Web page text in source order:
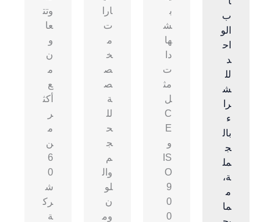
ب
الو
اح
د
لل
ش
را
ء
بال
ج
مل
ة،
م
ما
ب
ش
ها
دا
ت
مث
ل
C
E
و
IS
O
9
0
0
ارا
ت
م
خ
ص
ص
ة
لل
ح
ج
م
وال
لو
ن
وم
وتت
عا
و
ن
م
ع
أكث
ر
م
ن
6
0
ش
رك
ة